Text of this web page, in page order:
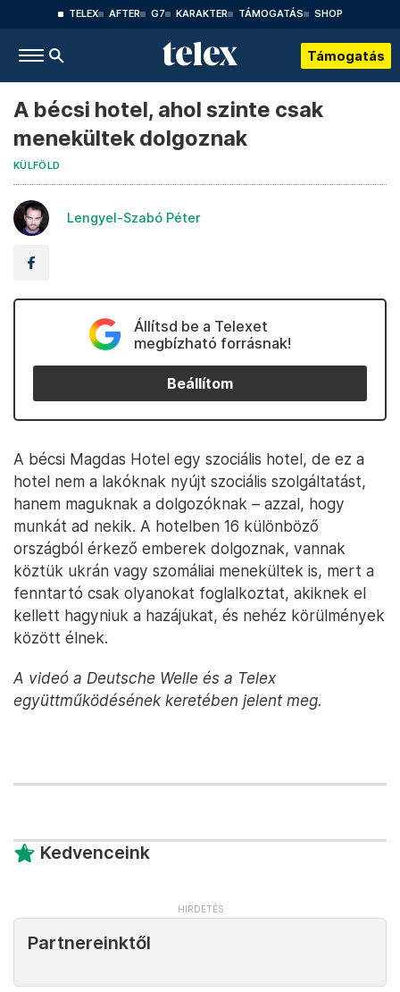
TELEX AFTER G7 KARAKTER TÁMOGATÁS SHOP
Támogatás
A bécsi hotel, ahol szinte csak
menekültek dolgoznak
KÜLFÖLD
Lengyel-Szabó Péter
Állítsd be a Telexet
megbízható forrásnak!
Beállítom
A bécsi Magdas Hotel egy szociális hotel, de ez a
hotel nem a lakóknak nyújt szociális szolgáltatást,
hanem maguknak a dolgozóknak – azzal, hogy
munkát ad nekik. A hotelben 16 különböző
országból érkező emberek dolgoznak, vannak
köztük ukrán vagy szomáliai menekültek is, mert a
fenntartó csak olyanokat foglalkoztat, akiknek el
kellett hagyniuk a hazájukat, és nehéz körülmények
között élnek.
A videó a Deutsche Welle és a Telex
együttműködésének keretében jelent meg.
Kedvenceink
Partnereinktől